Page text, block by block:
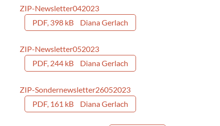
ZIP-Newsletter042023
PDF, 398 kB
Diana Gerlach
ZIP-Newsletter052023
PDF, 244 kB
Diana Gerlach
ZIP-Sondernewsletter26052023
PDF, 161 kB
Diana Gerlach